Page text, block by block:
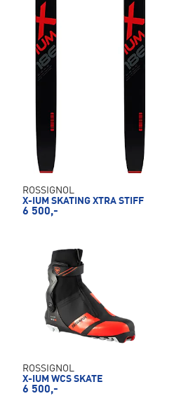
ROSSIGNOL
X-IUM SKATING XTRA STIFF
6 500,-
ROSSIGNOL
X-IUM WCS SKATE
6 500,-